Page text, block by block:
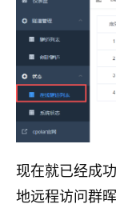
现在就已经成
地远程访问群